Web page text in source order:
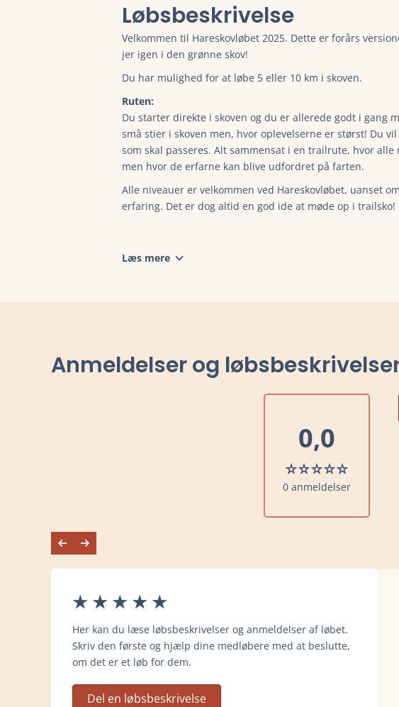
Løbsbeskrivelse
Velkommen til Hareskovløbet 2025. Dette er forårs
jer igen i den grønne skov!
Du har mulighed for at løbe 5 eller 10 km i skoven.
Ruten:
Du starter direkte i skoven og du er allerede godt i gang
små stier i skoven men, hvor oplevelserne er størst! Du
som skal passeres. Alt sammensat i en trailrute, hvor
men hvor de erfarne kan blive udfordret på farten.
Alle niveauer er velkommen ved Hareskovløbet, uanset
erfaring. Det er dog altid en god ide at møde op i trailsko!
Læs mere
Anmeldelser og
0,0
0 anmeldelser
Her kan du læse løbsbeskrivelser og anmeldelser af løbet.
Skriv den første og hjælp dine medløbere med at beslutte,
om det er et løb for dem.
Del en løbsbeskrivelse